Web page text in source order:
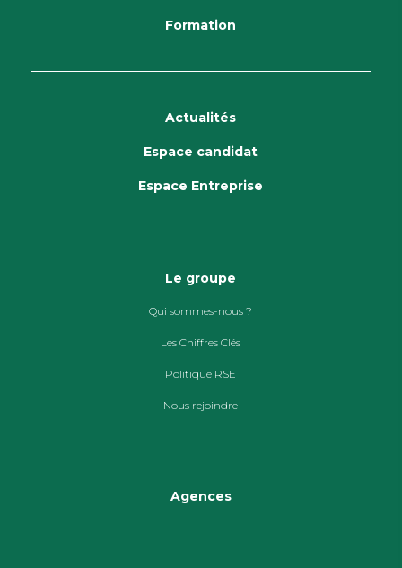
Formation
Actualités
Espace candidat
Espace Entreprise
Le groupe
Qui sommes-nous ?
Les Chiffres Clés
Politique RSE
Nous rejoindre
Agences